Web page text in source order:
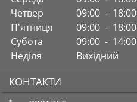
Четвер
09:00 - 18:00
П'ятниця
09:00 - 18:00
Субота
09:00 - 14:00
Неділя
Вихідний
КОНТАКТИ